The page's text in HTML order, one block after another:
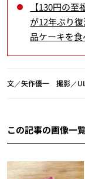
【130円の
が12年ぶり
品ケーキを
文／矢作優一 撮影／
この記事の画像一